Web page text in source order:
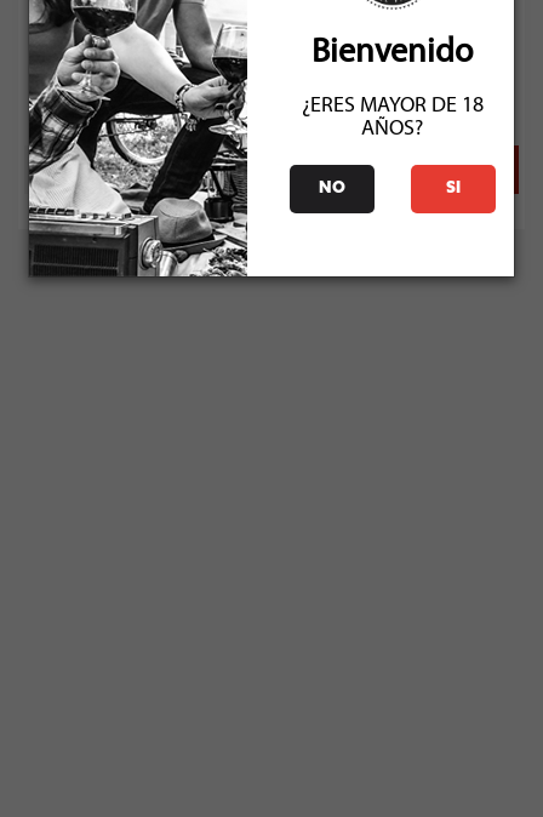
Casa Donoso Clos Centenaire Ensamblaje Tinto 2022
Socio: $14.391
Normal: $15.990
Stock: 50+
Bienvenido
¿ERES MAYOR DE 18
AÑOS?
NO SI